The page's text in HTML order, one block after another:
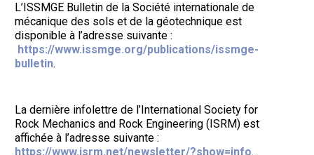
L’ISSMGE Bulletin de la Société internationale de
mécanique des sols et de la géotechnique est
disponible à l’adresse suivante :
https://www.issmge.org/publications/issmge-
bulletin.
La dernière infolettre de l’International Society for
Rock Mechanics and Rock Engineering (ISRM) est
affichée à l’adresse suivante :
https://www.isrm.net/newsletter/?show=info.